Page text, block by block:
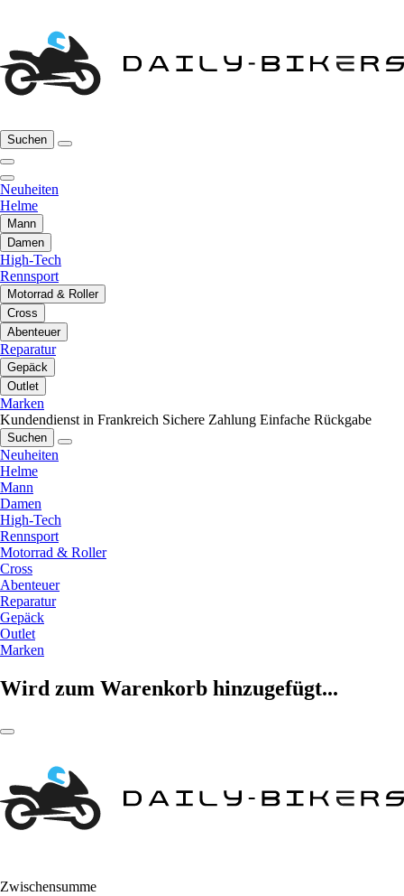
Suchen
Neuheiten
Helme
Mann
Damen
High-Tech
Rennsport
Motorrad & Roller
Cross
Abenteuer
Reparatur
Gepäck
Outlet
Marken
Kundendienst in Frankreich Sichere Zahlung Einfache Rückgabe
Suchen
Neuheiten
Helme
Mann
Damen
High-Tech
Rennsport
Motorrad & Roller
Cross
Abenteuer
Reparatur
Gepäck
Outlet
Marken
Wird zum Warenkorb hinzugefügt...
Zwischensumme